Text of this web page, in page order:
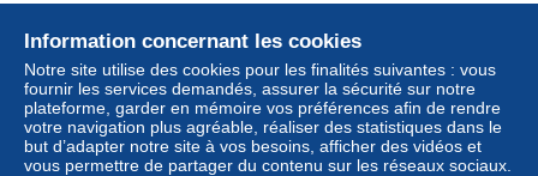
Information concernant les cookies
Notre site utilise des cookies pour les finalités suivantes : vous
fournir les services demandés, assurer la sécurité sur notre
plateforme, garder en mémoire vos préférences afin de rendre
votre navigation plus agréable, réaliser des statistiques dans le
but d’adapter notre site à vos besoins, afficher des vidéos et
vous permettre de partager du contenu sur les réseaux sociaux.